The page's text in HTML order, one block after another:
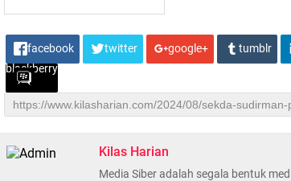
facebook twitter google+ tumblr
blackberry
Kilas Harian
Media Siber adalah segala bentuk